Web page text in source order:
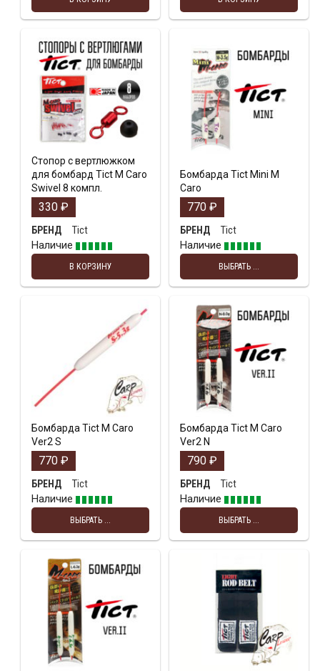
Стопор с вертлюжком
для бомбард Tict M Caro
Swivel 8 компл.
330 ₽
БРЕНД
Tict
Наличие
В КОРЗИНУ
Бомбарда Tict Mini M
Caro
770 ₽
БРЕНД
Tict
Наличие
ВЫБРАТЬ ...
Бомбарда Tict M Caro
Ver2 S
770 ₽
БРЕНД
Tict
Наличие
ВЫБРАТЬ ...
Бомбарда Tict M Caro
Ver2 N
790 ₽
БРЕНД
Tict
Наличие
ВЫБРАТЬ ...